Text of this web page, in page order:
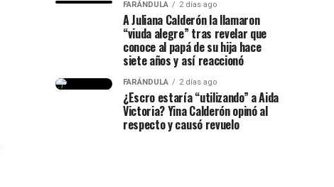
FARÁNDULA 2 días ago
A Juliana Calderón la llamaron
“viuda alegre” tras revelar que
conoce al papá de su hija hace
siete años y así reaccionó
FARÁNDULA 2 días ago
¿Escro estaría “utilizando” a Aida
Victoria? Yina Calderón opinó al
respecto y causó revuelo